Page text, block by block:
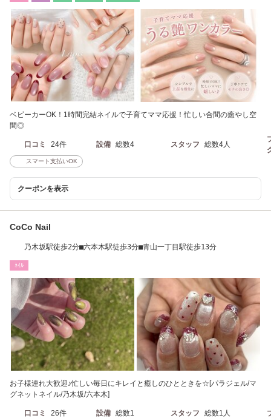
ベビーカーOK！1時間完結ネイルで子育てママ応援！忙しい合間の癒やし空
間◎
口コミ 24件 設備 総数4 スタッフ 総数4人
スマート支払いOK
クーポンを表示
CoCo Nail
乃木坂駅徒歩2分■六本木駅徒歩3分■青山一丁目駅徒歩13分
ﾈｲﾙ
お子様連れ大歓迎♪忙しい毎日にキレイと癒しのひとときを☆[パラジェル/マ
グネットネイル/乃木坂/六本木]
口コミ 26件 設備 総数1 スタッフ 総数1人